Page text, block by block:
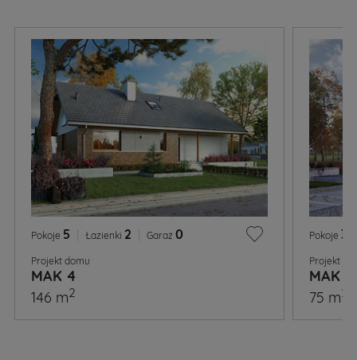
Pokoje 5 Łazienki 2 Garaż 0
Projekt domu
MAK 4
146 m2
Pokoje 3
Projekt
MAK 2
75 m2